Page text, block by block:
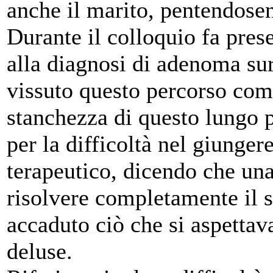
anche il marito,
Durante il colloquio fa
alla diagnosi di adenoma
vissuto questo percorso
stanchezza di questo lungo
per la difficoltà nel
terapeutico, dicendo che
risolvere completamente il
accaduto ciò che si
deluse.